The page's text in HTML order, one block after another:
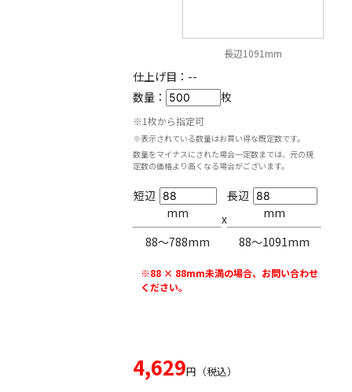
長辺1091mm
仕上げ目： --
数量：
枚
※1枚から指定可
※表示されている数量はお買い得な既定数です。
数量をマイナスにされた場合一定数までは、元の規
定数の価格より高くなる場合がございます。
短辺
mm
88〜788mm
x
長辺
mm
88〜1091mm
※88 × 88mm未満の場合、お問い合わせ
ください。
4,629円（税込）